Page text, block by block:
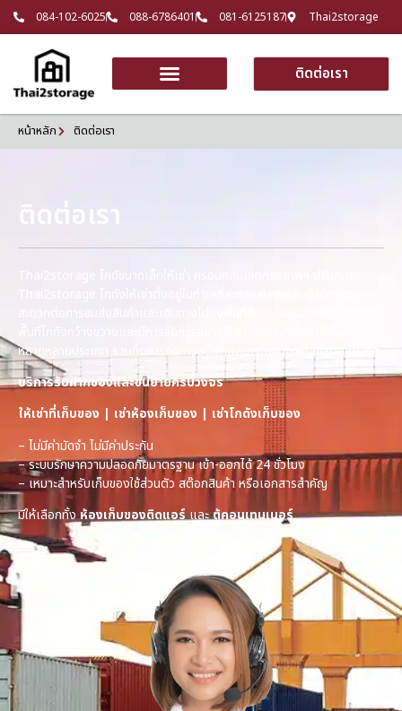
084-102-6025 088-6786401 081-6125187 Thai2storage
ติดต่อเรา
หน้าหลัก ติดต่อเรา
ติดต่อเรา
หลากหลายประเภท รวมถึงการจัดการสต็อกและกระบวนการโลจิสติกส์ต่างๆ
บริการรับฝากของและขนย้ายครบวงจร
ให้เช่าที่เก็บของ | เช่าห้องเก็บของ | เช่าโกดังเก็บของ
– ไม่มีค่ามัดจำ ไม่มีค่าประกัน
– ระบบรักษาความปลอดภัยมาตรฐาน เข้า-ออกได้ 24 ชั่วโมง
– เหมาะสำหรับเก็บของใช้ส่วนตัว สต๊อกสินค้า หรือเอกสารสำคัญ
มีให้เลือกทั้งห้องเก็บของติดแอร์และตู้คอนเทนเนอร์